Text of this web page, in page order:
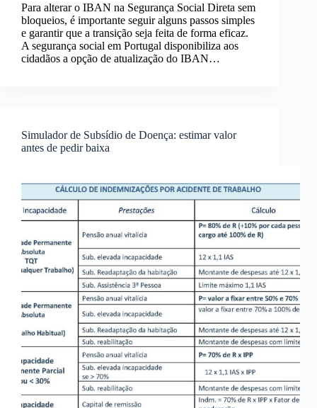
Para alterar o IBAN na Segurança Social Direta sem
bloqueios, é importante seguir alguns passos simples
e garantir que a transição seja feita de forma eficaz.
A segurança social em Portugal disponibiliza aos
cidadãos a opção de atualização do IBAN…
Simulador de Subsídio de Doença: estimar valor
antes de pedir baixa